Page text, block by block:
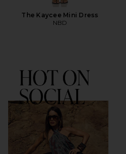
The Kaycee Mini Dress
NBD
핫 온 소셜